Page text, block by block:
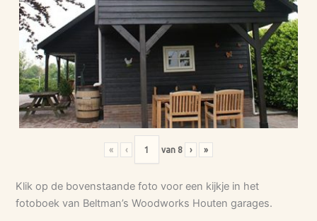
« ‹ van 8 › »
Klik op de bovenstaande foto voor een kijkje in het
fotoboek van Beltman’s Woodworks Houten garages.